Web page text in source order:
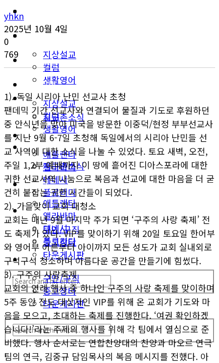
오피니언
지상설교
컬럼
생활영어
미국뉴스
지구촌소식
동남부
애틀랜타
앨라바마
테네시
플로리다
생활안내
구인/구직
중고장터
타운게시판
한인타운 소식
이민뉴스
오피니언
지상설교
컬럼
생활영어
미국뉴스
지구촌소식
동남부
애틀랜타
앨라바마
테네시
플로리다
생활안내
구인/구직
중고장터
타운게시판
yhkn
2025년 10월 4일
0
769
1). 독일 시리아 난민 선교사 초청
팬데믹 기간 선교사와 연결되어 물질과 기도로 후원하던
중 안식년을 맞아 미국을 방문한 이중덕/현정 부부선교사
를 지난 9월 6-7일 초청해 독일에서의 시리아 난민들 선
교 사역에 대한 소식을 나눌 수 있었다. 토요 새벽, 오전,
주일 1,2부 예배까지 이 땅에 흩어진 디아스포라에 대한
귀한 선교사역 나눔으로 복음과 선교에 대한 마음을 더 굳
건히 붙잡는 귀한 시간들이 되었다.
2). 가을맞이 교회 대청소
교회는 매년 9월 마지막 주가 되면 ‘구주의 사랑 축제’ 전
도 축제가 있다. VIP를 맞이하기 위해 20일 토요일 한어부
와 영어부 어른부터 아이까지 모든 성도가 교회 실내외로
구석구석 청소하며 아름다운 공간을 만들기에 힘썼다.
3). 구주의 사랑축제
교회의 연례 행사 중 하나인 구주의 사랑 축제를 맞이하며
5주 동안 전도 대상자인 VIP를 위해 온 교회가 기도와 마
음을 모으고, 초대하는 축제를 진행한다. ‘여권 확인하겠
습니다!’라는 주제의 행사를 위해 각 팀에서 열심으로 준
비했다. 행사 순서로는 연합찬양대의 찬양과 마오르 연극
팀의 연극, 김중규 담임목사의 복음 메시지를 전했다. 아